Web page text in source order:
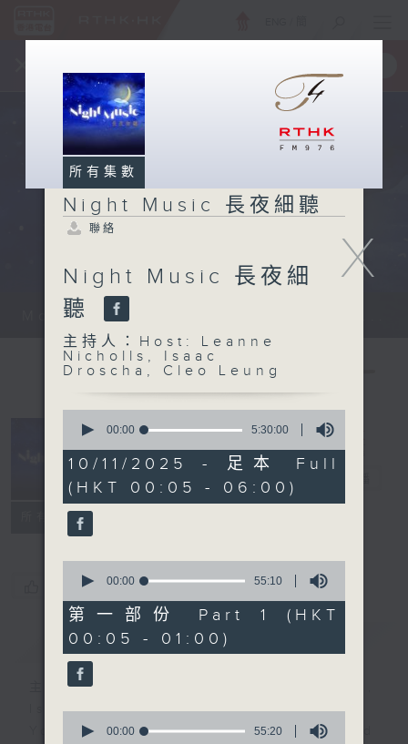
一手掌握 RTHK 電台、電視節目
Monday - Sunday 星期一至日 12am...
所有集數
Night Music
長夜細聽
您喜歡這個節目嗎?
簡介 GIST
主持人：Host: Leanne Nicholls,
Isaac Droscha, Cleo Leung
You will find many soft pieces and
X
所有集數
Night Music 長夜細聽
聯絡
Night Music 長夜細
聽
主持人：Host: Leanne
Nicholls, Isaac
Droscha, Cleo Leung
seconds
5
hours,
30
minutes,
0
seconds
00:00 5:30:00
10/11/2025 - 足本 Full
(HKT 00:05 - 06:00)
seconds
55
minutes,
10
seconds
00:00 55:10
第一部份 Part 1 (HKT
00:05 - 01:00)
seconds
00:00 55:20